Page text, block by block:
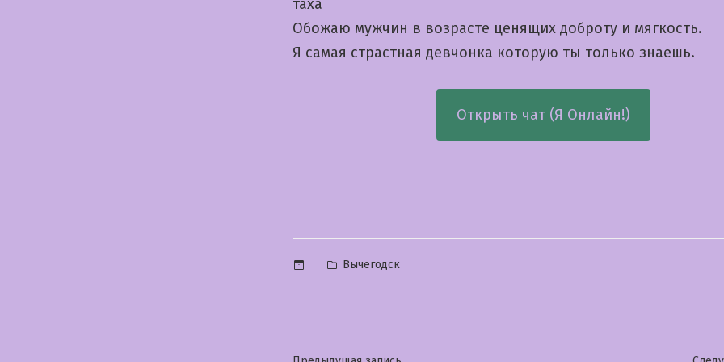
таха
Обожаю мужчин в возрасте ценящих доброту и мягкость.
Я самая страстная девчонка которую ты только знаешь.
Открыть чат (Я Онлайн!)
Опубликовано
Вычегодск